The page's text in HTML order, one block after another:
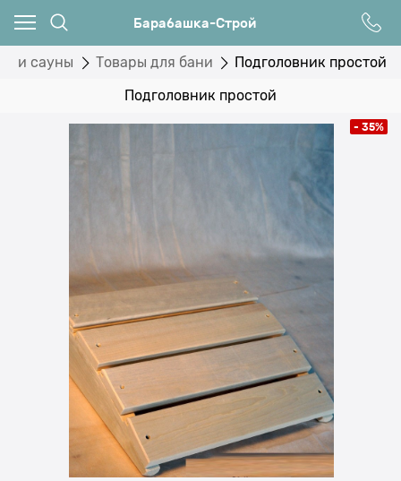
Барабашка-Строй
и сауны Товары для бани Подголовник простой
Подголовник простой
- 35%